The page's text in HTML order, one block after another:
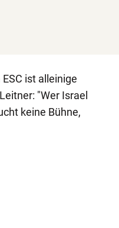
ist alleinige
"Wer Israel
keine Bühne,